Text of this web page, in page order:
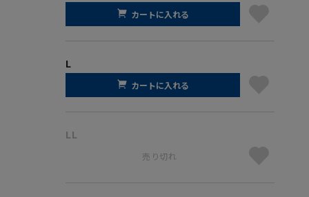
カートに入れる
L
カートに入れる
LL
売り切れ